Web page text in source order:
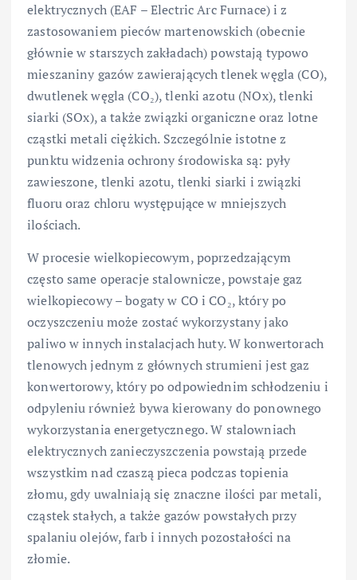
elektrycznych (EAF – Electric Arc Furnace) i z
zastosowaniem pieców martenowskich (obecnie
głównie w starszych zakładach) powstają typowo
mieszaniny gazów zawierających tlenek węgla (CO),
dwutlenek węgla (CO₂), tlenki azotu (NOx), tlenki
siarki (SOx), a także związki organiczne oraz lotne
cząstki metali ciężkich. Szczególnie istotne z
punktu widzenia ochrony środowiska są: pyły
zawieszone, tlenki azotu, tlenki siarki i związki
fluoru oraz chloru występujące w mniejszych
ilościach.
W procesie wielkopiecowym, poprzedzającym
często same operacje stalownicze, powstaje gaz
wielkopiecowy – bogaty w CO i CO₂, który po
oczyszczeniu może zostać wykorzystany jako
paliwo w innych instalacjach huty. W konwertorach
tlenowych jednym z głównych strumieni jest gaz
konwertorowy, który po odpowiednim schłodzeniu i
odpyleniu również bywa kierowany do ponownego
wykorzystania energetycznego. W stalowniach
elektrycznych zanieczyszczenia powstają przede
wszystkim nad czaszą pieca podczas topienia
złomu, gdy uwalniają się znaczne ilości par metali,
cząstek stałych, a także gazów powstałych przy
spalaniu olejów, farb i innych pozostałości na
złomie.